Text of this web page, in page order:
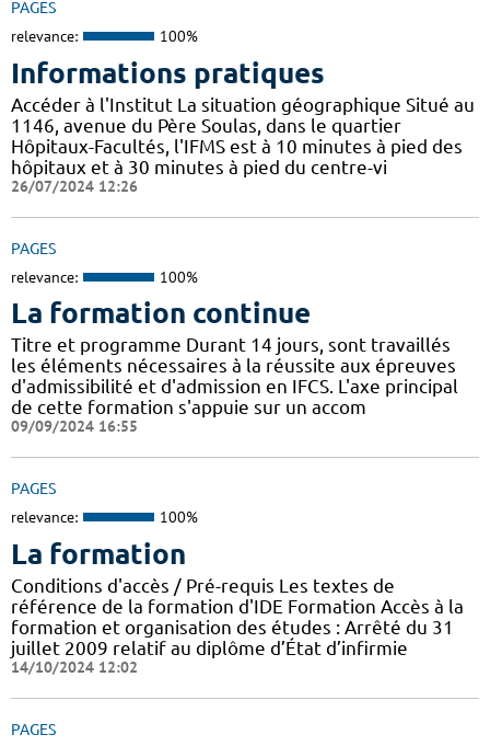
PAGES
relevance: 100%
Informations pratiques
Accéder à l'Institut La situation géographique Situé au
1146, avenue du Père Soulas, dans le quartier
Hôpitaux-Facultés, l'IFMS est à 10 minutes à pied des
hôpitaux et à 30 minutes à pied du centre-vi
26/07/2024 12:26
PAGES
relevance: 100%
La formation continue
Titre et programme Durant 14 jours, sont travaillés
les éléments nécessaires à la réussite aux épreuves
d'admissibilité et d'admission en IFCS. L'axe principal
de cette formation s'appuie sur un accom
09/09/2024 16:55
PAGES
relevance: 100%
La formation
Conditions d'accès / Pré-requis Les textes de
référence de la formation d'IDE Formation Accès à la
formation et organisation des études : Arrêté du 31
juillet 2009 relatif au diplôme d’État d’infirmie
14/10/2024 12:02
PAGES